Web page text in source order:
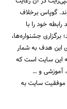
گوپاس برخلاف
خود را با
جشنواره‌ها،
این هدف به شمار
این سایت است که
آموزشی و …
موفقیت سایت به